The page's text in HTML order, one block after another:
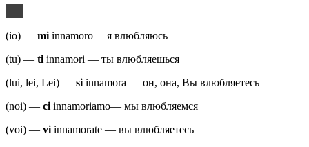
(io) — mi innamoro— я влюбляюсь
(tu) — ti innamori — ты влюбляешься
(lui, lei, Lei) — si innamora — он, она, Вы влюбляетесь
(noi) — ci innamoriamo— мы влюбляемся
(voi) — vi innamorate — вы влюбляетесь